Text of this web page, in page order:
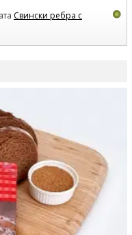
Свински ребра с